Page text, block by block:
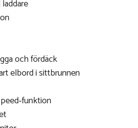
och fördäck
elbord i sittbrunnen